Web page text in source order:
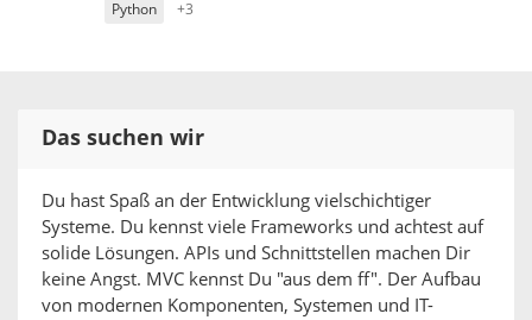
Python +3
Das suchen wir
Du hast Spaß an der Entwicklung vielschichtiger
Systeme. Du kennst viele Frameworks und achtest auf
solide Lösungen. APIs und Schnittstellen machen Dir
keine Angst. MVC kennst Du "aus dem ff". Der Aufbau
von modernen Komponenten, Systemen und IT-